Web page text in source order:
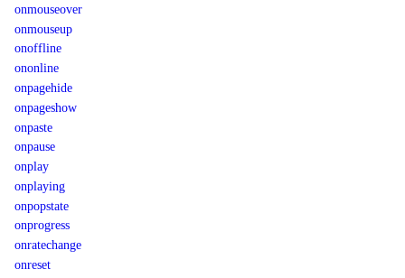
onmouseover
onmouseup
onoffline
ononline
onpagehide
onpageshow
onpaste
onpause
onplay
onplaying
onpopstate
onprogress
onratechange
onreset